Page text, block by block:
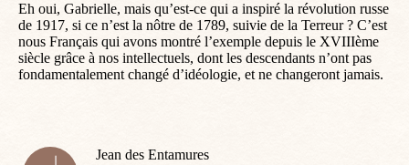
Eh oui, Gabrielle, mais qu’est-ce qui a inspiré la révolution russe
de 1917, si ce n’est la nôtre de 1789, suivie de la Terreur ? C’est
nous Français qui avons montré l’exemple depuis le XVIIIème
siècle grâce à nos intellectuels, dont les descendants n’ont pas
fondamentalement changé d’idéologie, et ne changeront jamais.
Jean des Entamures